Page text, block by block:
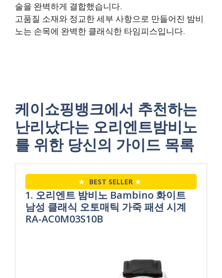
술을 완벽하게 결합했습니다.
고품질 소재와 정교한 세부 사항으로 만들어진 밤비
노는 손목에 완벽한 클래식한 타임피스입니다.
케이쇼핑뱅크에서 추천하는
난리났다는 오리엔트밤비노
를 위한 당신의 가이드 목록
★ BEST SELLER ★
1. 오리엔트 밤비노 Bambino 화이트
남성 클래식 오토매틱 가죽 패션 시계
RA-AC0M03S10B